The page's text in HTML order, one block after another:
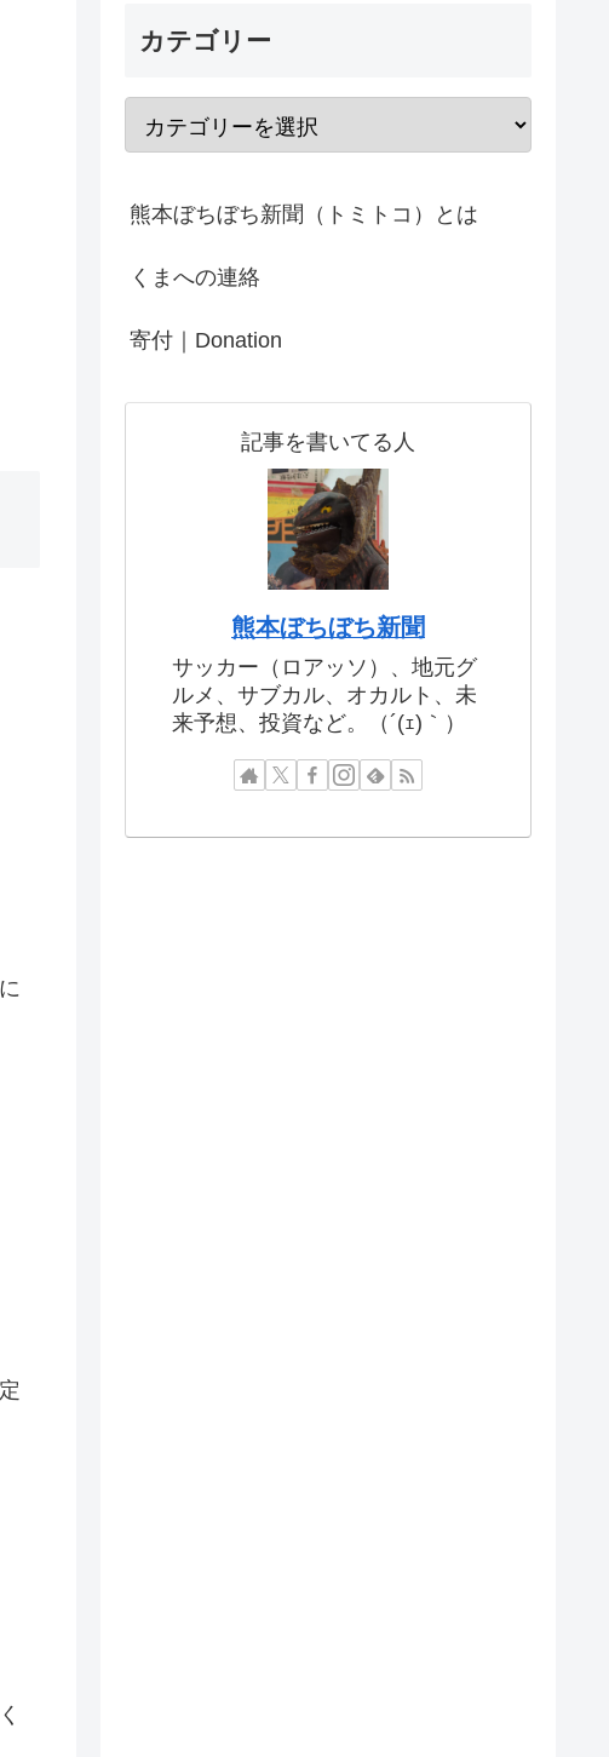
カテゴリー
熊本ぼちぼち新聞（トミトコ）とは
くまへの連絡
寄付｜Donation
記事を書いてる人
熊本ぼちぼち新聞
サッカー（ロアッソ）、地元グ
ルメ、サブカル、オカルト、未
来予想、投資など。（´(ｪ)｀）